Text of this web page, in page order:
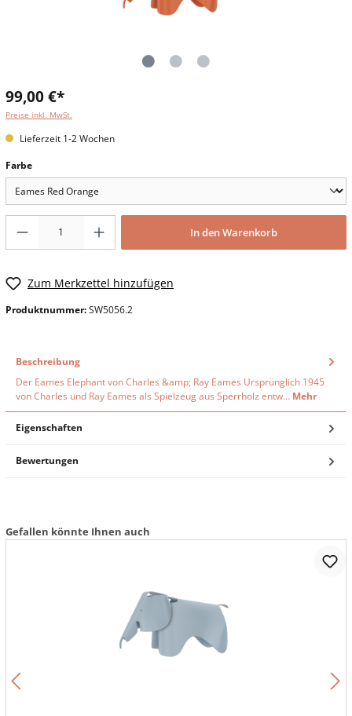
99,00 €*
Preise inkl. MwSt.
Lieferzeit 1-2 Wochen
Farbe
In den Warenkorb
Zum Merkzettel hinzufügen
Produktnummer:SW5056.2
Beschreibung
Der Eames Elephant von Charles &amp; Ray Eames Ursprünglich 1945
von Charles und Ray Eames als Spielzeug aus Sperrholz entw… Mehr
Eigenschaften
Bewertungen
Gefallen könnte Ihnen auch